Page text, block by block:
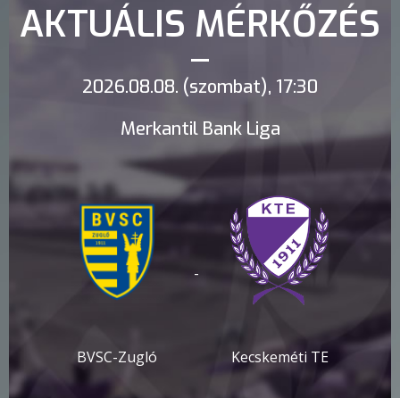
AKTUÁLIS MÉRKŐZÉS
2026.08.08. (szombat), 17:30
Merkantil Bank Liga
BVSC-Zugló
-
Kecskeméti TE